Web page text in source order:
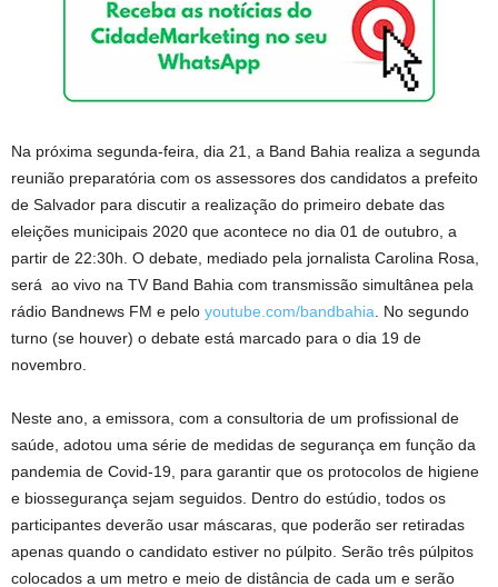
Na próxima segunda-feira, dia 21, a Band Bahia realiza a segunda
reunião preparatória com os assessores dos candidatos a prefeito
de Salvador para discutir a realização do primeiro debate das
eleições municipais 2020 que acontece no dia 01 de outubro, a
partir de 22:30h. O debate, mediado pela jornalista Carolina Rosa,
será ao vivo na TV Band Bahia com transmissão simultânea pela
rádio Bandnews FM e pelo youtube.com/bandbahia . No segundo
turno (se houver) o debate está marcado para o dia 19 de
novembro.
Neste ano, a emissora, com a consultoria de um profissional de
saúde, adotou uma série de medidas de segurança em função da
pandemia de Covid-19, para garantir que os protocolos de higiene
e biossegurança sejam seguidos. Dentro do estúdio, todos os
participantes deverão usar máscaras, que poderão ser retiradas
apenas quando o candidato estiver no púlpito. Serão três púlpitos
colocados a um metro e meio de distância de cada um e serão